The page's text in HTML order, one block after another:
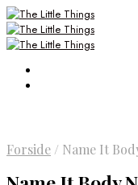
Forside / Name It